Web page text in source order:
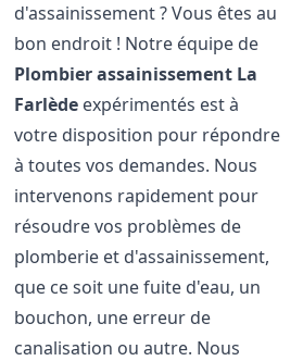
d'assainissement ? Vous êtes au
bon endroit ! Notre équipe de
Plombier assainissement La
Farlède expérimentés est à
votre disposition pour répondre
à toutes vos demandes. Nous
intervenons rapidement pour
résoudre vos problèmes de
plomberie et d'assainissement,
que ce soit une fuite d'eau, un
bouchon, une erreur de
canalisation ou autre. Nous